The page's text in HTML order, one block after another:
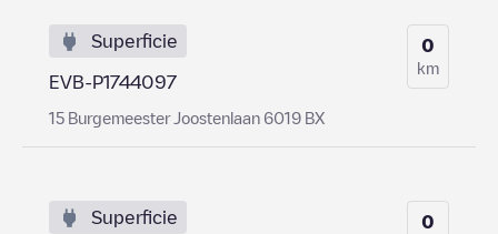
Superficie
EVB-P1744097
15 Burgemeester Joostenlaan 6019 BX
0
km
Superficie 0